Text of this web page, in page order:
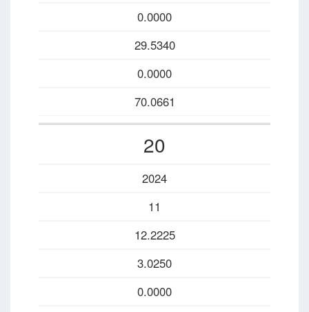
0.0000
29.5340
0.0000
70.0661
20
2024
11
12.2225
3.0250
0.0000